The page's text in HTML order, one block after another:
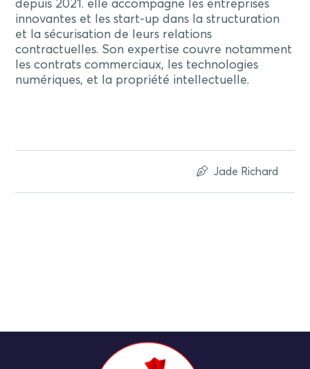
depuis 2021. elle accompagne les entreprises
innovantes et les start-up dans la structuration
et la sécurisation de leurs relations
contractuelles. Son expertise couvre notamment
les contrats commerciaux, les technologies
numériques, et la propriété intellectuelle.
Jade Richard